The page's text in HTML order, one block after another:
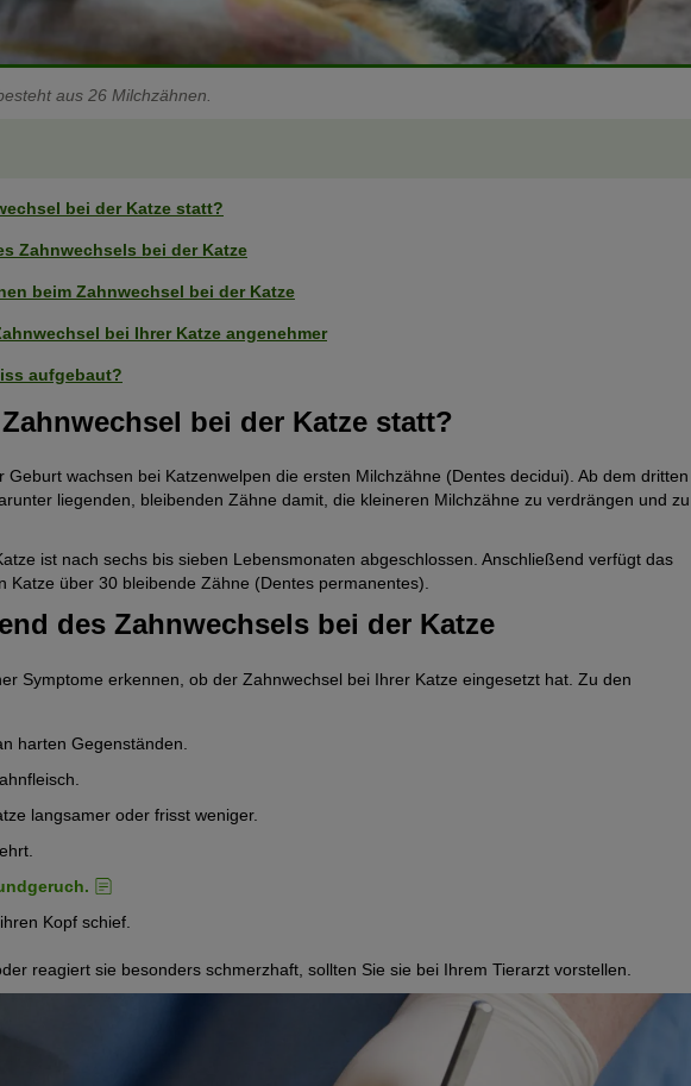
aus 26 Milchzähnen.
bei der Katze statt?
Zahnwechsels bei der Katze
beim Zahnwechsel bei der Katze
bei Ihrer Katze angenehmer
aufgebaut?
bei der Katze statt?
Geburt wachsen bei Katzenwelpen die ersten Milchzähne (Dentes decidui). Ab dem dritten
liegenden, bleibenden Zähne damit, die kleineren Milchzähne zu verdrängen und zu
ist nach sechs bis sieben Lebensmonaten abgeschlossen. Anschließend verfügt das
Katze über 30 bleibende Zähne (Dentes permanentes).
des Zahnwechsels bei der Katze
Symptome erkennen, ob der Zahnwechsel bei Ihrer Katze eingesetzt hat. Zu den
harten Gegenständen.
langsamer oder frisst weniger.
Kopf schief.
reagiert sie besonders schmerzhaft, sollten Sie sie bei Ihrem Tierarzt vorstellen.